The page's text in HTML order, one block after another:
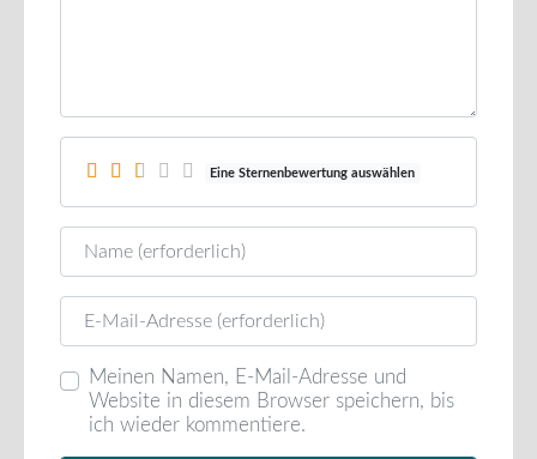
Eine Sternenbewertung auswählen
Name
E-Mail
Meinen Namen, E-Mail-Adresse und
Website in diesem Browser speichern, bis
ich wieder kommentiere.